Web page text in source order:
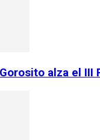
alza el III